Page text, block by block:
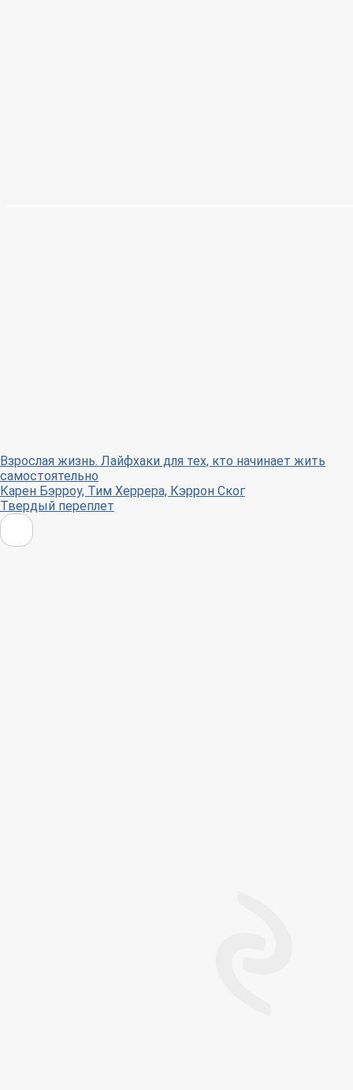
Взрослая жизнь. Лайфхаки для тех, кто начинает жить
самостоятельно
Карен Бэрроу, Тим Херрера, Кэррон Ског
Твердый переплет